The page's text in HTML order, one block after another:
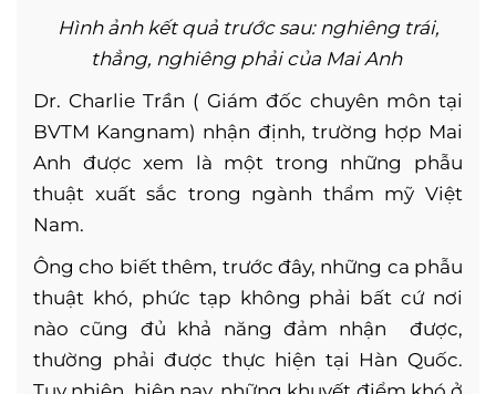
Hình ảnh kết quả trước sau: nghiêng trái,
thẳng, nghiêng phải của Mai Anh
Dr. Charlie Trần ( Giám đốc chuyên môn tại
BVTM Kangnam) nhận định, trường hợp Mai
Anh được xem là một trong những phẫu
thuật xuất sắc trong ngành thẩm mỹ Việt
Nam.
Ông cho biết thêm, trước đây, những ca phẫu
thuật khó, phức tạp không phải bất cứ nơi
nào cũng đủ khả năng đảm nhận được,
thường phải được thực hiện tại Hàn Quốc.